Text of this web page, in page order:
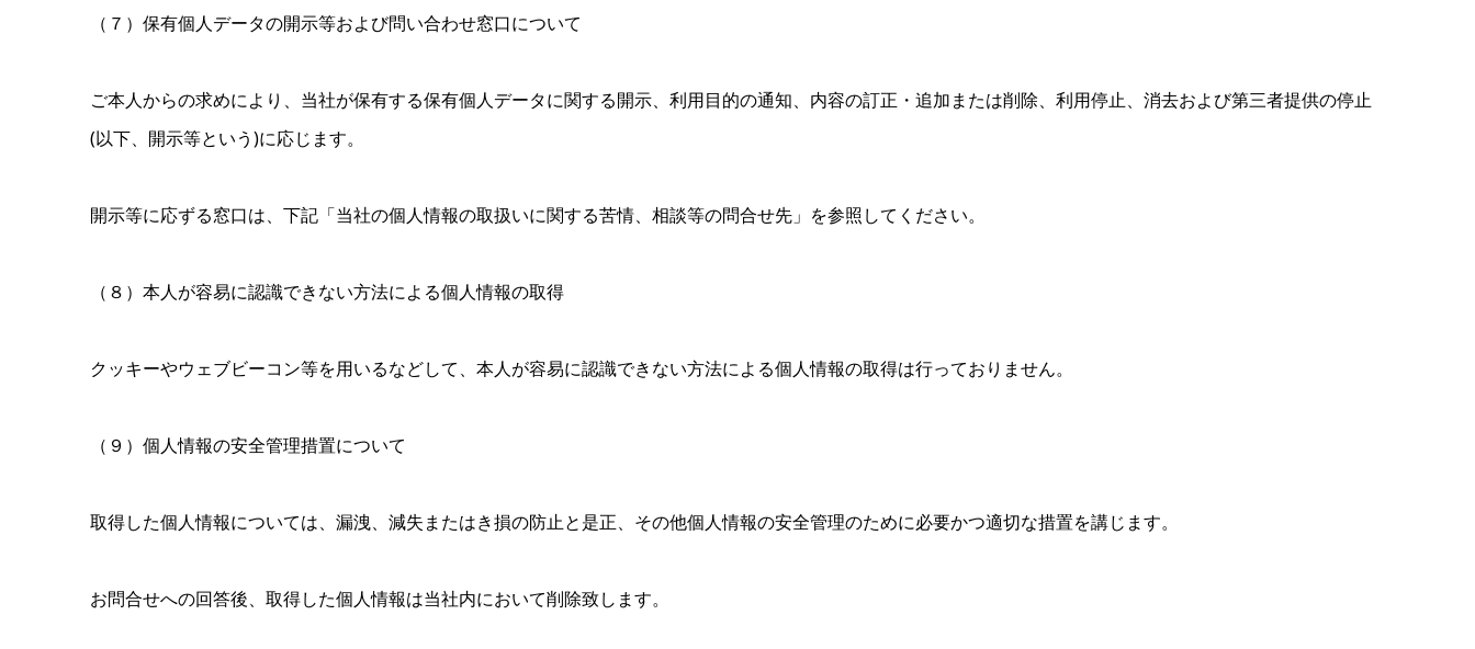
（７）保有個人データの開示等および問い合わせ窓口について
ご本人からの求めにより、当社が保有する保有個人データに関する開示、利用目的の通知、内容の訂正・追加または削除、利用停止、消去および第三者提供の停止
(以下、開示等という)に応じます。
開示等に応ずる窓口は、下記「当社の個人情報の取扱いに関する苦情、相談等の問合せ先」を参照してください。
（８）本人が容易に認識できない方法による個人情報の取得
クッキーやウェブビーコン等を用いるなどして、本人が容易に認識できない方法による個人情報の取得は行っておりません。
（９）個人情報の安全管理措置について
取得した個人情報については、漏洩、減失またはき損の防止と是正、その他個人情報の安全管理のために必要かつ適切な措置を講じます。
お問合せへの回答後、取得した個人情報は当社内において削除致します。